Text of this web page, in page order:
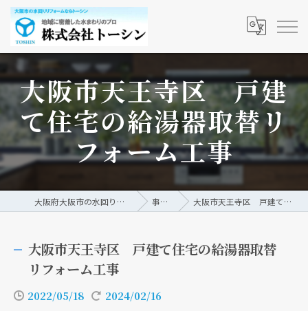
大阪市天王寺区 戸建
て住宅の給湯器取替リ
フォーム工事
大阪府大阪市の水回りリフォームなら株式会社トーシン 事例/ブログ 大阪市天王寺区 戸建て住宅の給湯器取替リフォーム工事
大阪市天王寺区 戸建て住宅の給湯器取替
リフォーム工事
2022/05/18 2024/02/16